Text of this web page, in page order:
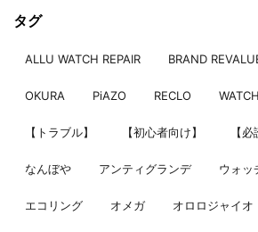
タグ
ALLU WATCH REPAIR BRAND
OKURA PiAZO RECLO
【トラブル】 【初心者向け】 【必
なんぼや アンティグランデ ウォッ
エコリング オメガ オロロジャイオ